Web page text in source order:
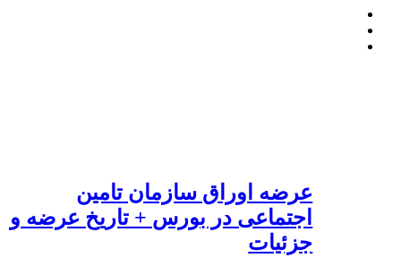
عرضه اوراق سازمان تامین
اجتماعی در بورس + تاریخ عرضه و
جزئیات